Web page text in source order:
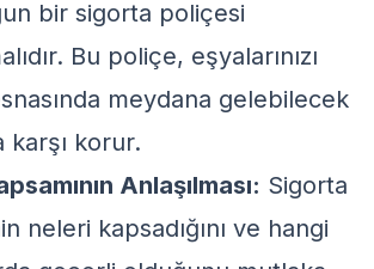
bir sigorta poliçesi
Bu poliçe, eşyalarınızı
meydana gelebilecek
karşı korur.
Anlaşılması: Sigorta
neleri kapsadığını ve hangi